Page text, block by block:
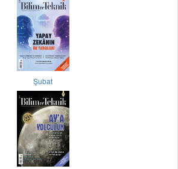
Şubat